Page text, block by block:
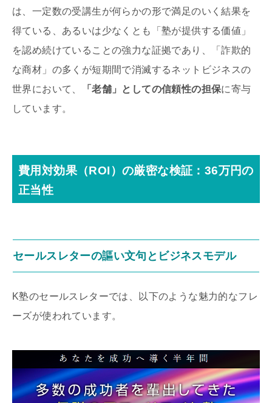
は、一定数の受講生が何らかの形で満足のいく結果を
得ている、あるいは少なくとも「塾が提供する価値」
を認め続けていることの強力な証拠であり、「詐欺的
な商材」の多くが短期間で消滅するネットビジネスの
世界において、
「老舗」としての信頼性の担保に寄与
しています。
費用対効果（ROI）の厳密な検証：36万円の
正当性
セールスレターの謳い文句とビジネスモデル
K塾のセールスレターでは、以下のような魅力的なフレ
ーズが使われています。